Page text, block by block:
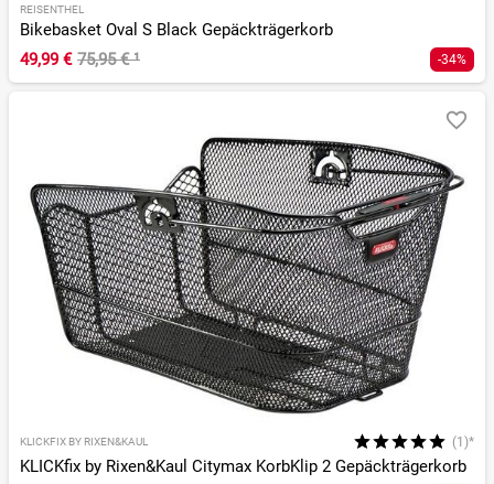
REISENTHEL
Bikebasket Oval S Black Gepäckträgerkorb
49,99 € 75,95 €¹ -34%
KLICKFIX BY RIXEN&KAUL (1)*
KLICKfix by Rixen&Kaul Citymax KorbKlip 2 Gepäckträgerkorb